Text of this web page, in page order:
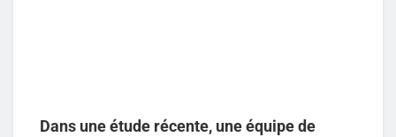
Dans une étude récente, une équipe de